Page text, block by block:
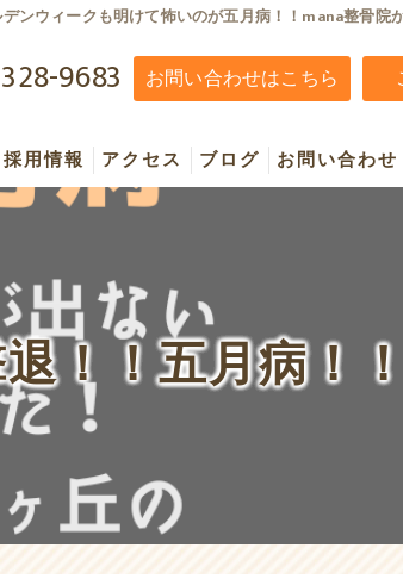
ンウィークも明けて怖いのが五月病！！mana整骨院
9683 お問い合わせはこちら
採用情報
仕事風景
一日の流れ
アクセス ブログ お問い合わせ
！！五月病！！